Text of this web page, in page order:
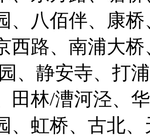
、八佰伴、康
西路、南浦大
、静安寺、打
田林/漕河泾、
、虹桥、古北